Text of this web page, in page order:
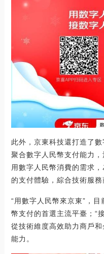
此外，京東科技還打造了
聚合數字人民幣支付能力
用數字人民幣消費的需求
的支付體驗，綜合技術服務
“用數字人民幣來京東”，
幣支付的首選主流平臺；“
從技術維度高效助力商戶
能力。